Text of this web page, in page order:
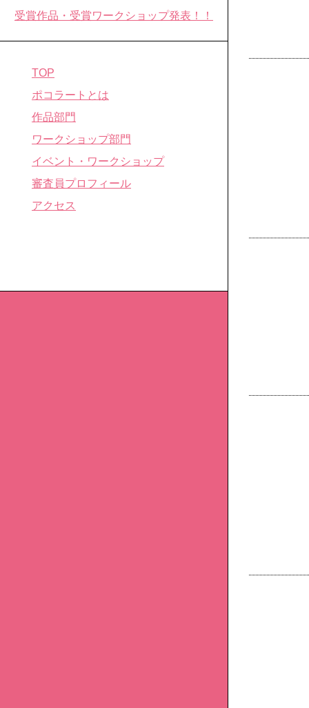
受賞作品・受賞ワークショップ発表！！
TOP
ポコラートとは
作品部門
ワークショップ部門
イベント・ワークショップ
審査員プロフィール
アクセス